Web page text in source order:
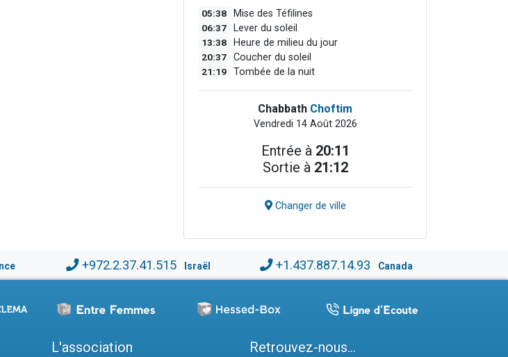
05:38 Mise des Téfilines
06:37 Lever du soleil
13:38 Heure de milieu du jour
20:37 Coucher du soleil
21:19 Tombée de la nuit
Chabbath Choftim
Vendredi 14 Août 2026
Entrée à 20:11
Sortie à 21:12
Changer de ville
+972.2.37.41.515 Israël +1.437.887.14.93 Canada
L'association Retrouvez-nous...